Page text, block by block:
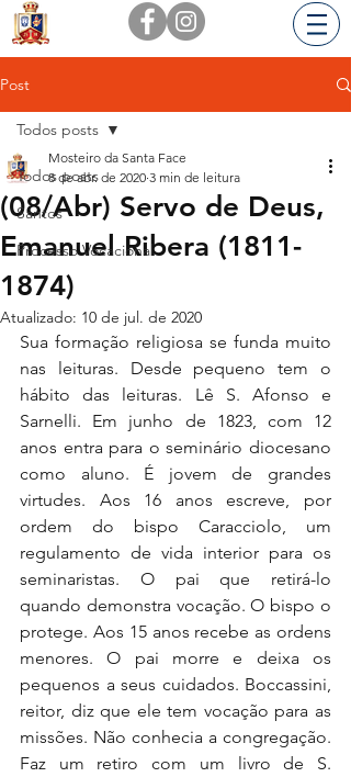
Post
Todos posts
Santos
Processo Vocacional
Todos posts
(08/Abr) Servo de Deus,
Emanuel Ribera (1811-
1874)
Mosteiro da Santa Face
8 de abr. de 2020 3 min de leitura
Atualizado: 10 de jul. de 2020
Sua formação religiosa se funda muito
nas leituras. Desde pequeno tem o
hábito das leituras. Lê S. Afonso e
Sarnelli. Em junho de 1823, com 12
anos entra para o seminário diocesano
como aluno. É jovem de grandes
virtudes. Aos 16 anos escreve, por
ordem do bispo Caracciolo, um
regulamento de vida interior para os
seminaristas. O pai que retirá-lo
quando demonstra vocação. O bispo o
protege. Aos 15 anos recebe as ordens
menores. O pai morre e deixa os
pequenos a seus cuidados. Boccassini,
reitor, diz que ele tem vocação para as
missões. Não conhecia a congregação.
Faz um retiro com um livro de S.